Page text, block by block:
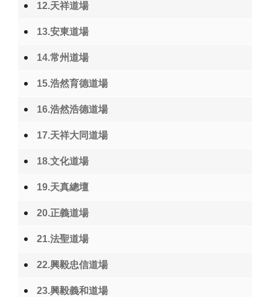
12.天祥道場
13.安東道場
14.常州道場
15.浩然育德道場
16.浩然浩德道場
17.天祥大同道場
18.文化道場
19.天真總壇
20.正義道場
21.法聖道場
22.興毅忠信道場
23.興毅義和道場